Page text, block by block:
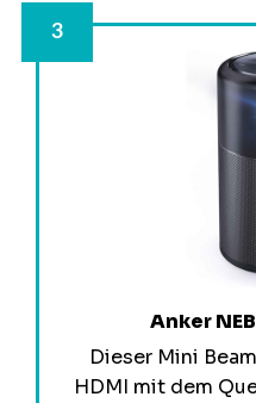
Anker
Dieser Mini
HDMI mit dem